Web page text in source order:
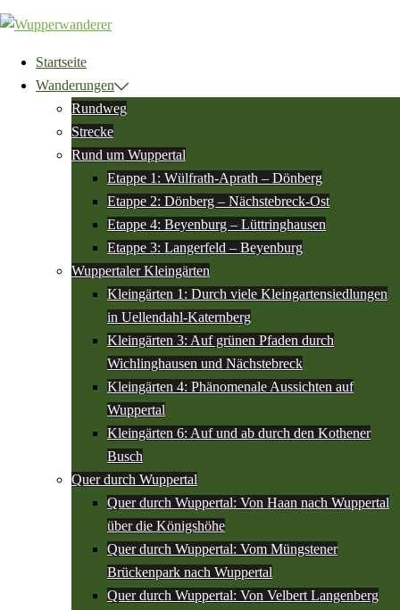
Zum
Inhalt
springenStartseite
Wanderungen
Rundweg
Strecke
Rund um Wuppertal
Etappe 1: Wülfrath-Aprath – Dönberg
Etappe 2: Dönberg – Nächstebreck-Ost
Etappe 4: Beyenburg – Lüttringhausen
Etappe 3: Langerfeld – Beyenburg
Wuppertaler Kleingärten
Kleingärten 1: Durch viele Kleingartensiedlungen
in Uellendahl-Katernberg
Kleingärten 3: Auf grünen Pfaden durch
Wichlinghausen und Nächstebreck
Kleingärten 4: Phänomenale Aussichten auf
Wuppertal
Kleingärten 6: Auf und ab durch den Kothener
Busch
Quer durch Wuppertal
Quer durch Wuppertal: Von Haan nach Wuppertal
über die Königshöhe
Quer durch Wuppertal: Vom Müngstener
Brückenpark nach Wuppertal
Quer durch Wuppertal: Von Velbert Langenberg